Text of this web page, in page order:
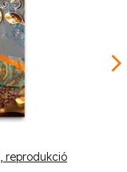
reprodukció